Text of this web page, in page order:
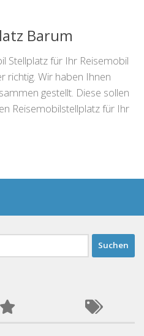
Barum
Stellplatz für Ihr Reisemobil
richtig. Wir haben Ihnen
gestellt. Diese sollen
Reisemobilstellplatz für Ihr